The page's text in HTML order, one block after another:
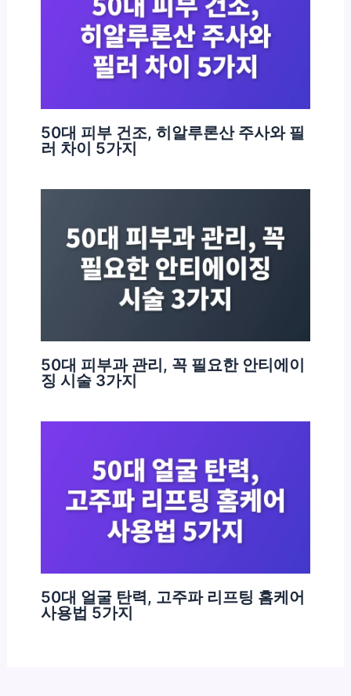
50대 피부 건조, 히알루론산 주사와 필
러 차이 5가지
50대 피부과 관리, 꼭 필요한 안티에이
징 시술 3가지
50대 얼굴 탄력, 고주파 리프팅 홈케어
사용법 5가지